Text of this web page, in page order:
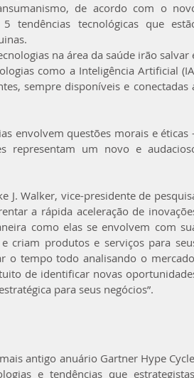
de acordo com o
tendências tecnológicas que
na área da saúde irão salvar
como a Inteligência Artificial
sempre disponíveis e conectadas
envolvem questões morais e éticas
representam um novo e
J. Walker, vice-presidente de
a rápida aceleração de
como elas se envolvem com
criam produtos e serviços para
o tempo todo analisando o
de identificar novas
para seus negócios”.
antigo anuário Gartner Hype
e tendências que